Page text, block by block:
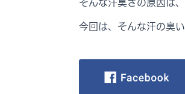
そんな汗臭さの原因は
今回は、そんな汗の臭